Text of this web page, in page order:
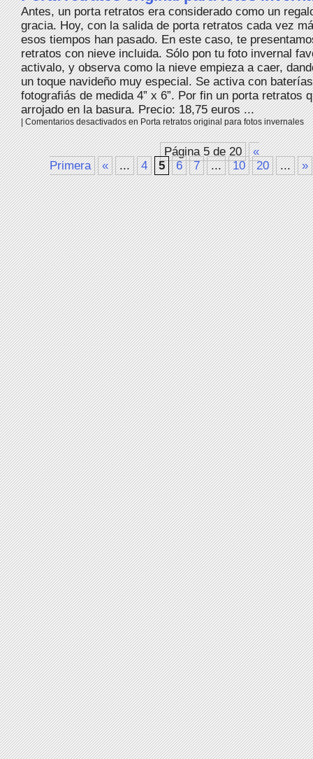
Antes, un porta retratos era considerado como un
gracia. Hoy, con la salida de porta retratos cada vez
esos tiempos han pasado. En este caso, te
retratos con nieve incluida. Sólo pon tu foto invernal
activalo, y observa como la nieve empieza a caer,
un toque navideño muy especial. Se activa con
fotografiás de medida 4” x 6”. Por fin un porta retratos
arrojado en la basura. Precio: 18,75 euros ...
|Comentarios desactivadosen Porta retratos original para fotos invernales
Página 5 de 20
«
Primera
« ... 4 5 6 7 ... 10 20 ... »